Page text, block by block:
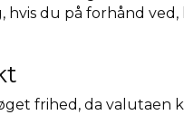
du på forhånd ved,
frihed, da valutaen